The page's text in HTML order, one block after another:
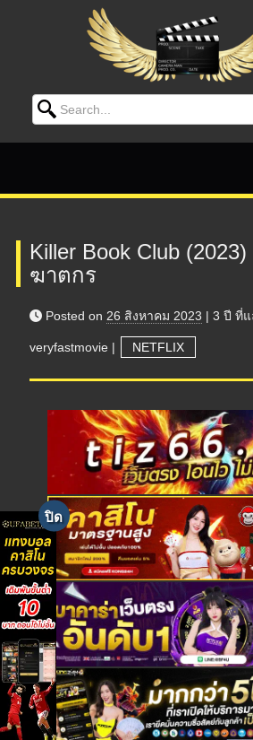
Search for:
Killer Book Club
ฆาตกร
Posted on 26 สิงหาคม 2023 | 3 ปี ที่แ
veryfastmovie | NETFLIX